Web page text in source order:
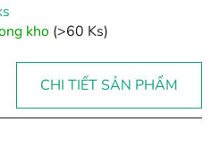
kho (>60 Ks)
CHI TIẾT SẢN PHẨM